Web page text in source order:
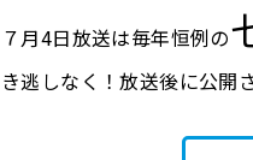
７月4日放送は毎年恒例の
き逃しなく！放送後に公開